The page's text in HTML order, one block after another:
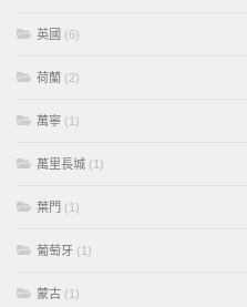
英國 (6)
荷蘭 (2)
萬寧 (1)
萬里長城 (1)
葉門 (1)
葡萄牙 (1)
蒙古 (1)